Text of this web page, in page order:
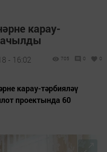
карау-
ачылды
- 16:02 705 0 0
карау-тәрбияләү
проектында 60